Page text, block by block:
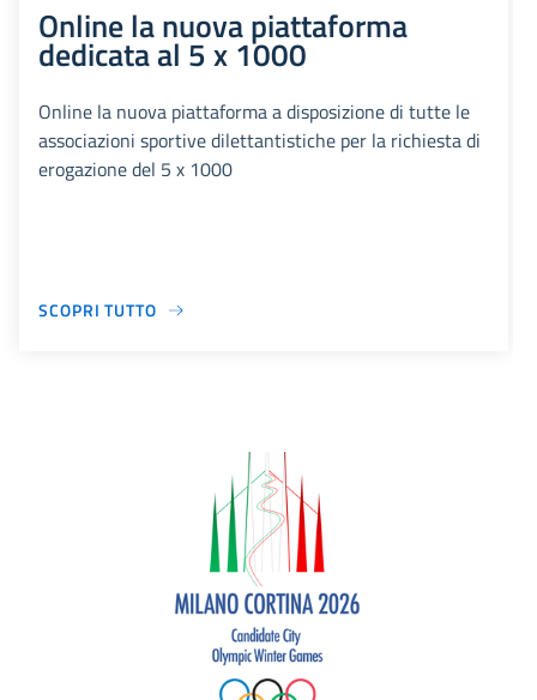
Online la nuova piattaforma
dedicata al 5 x 1000
Online la nuova piattaforma a disposizione di tutte le
associazioni sportive dilettantistiche per la richiesta di
erogazione del 5 x 1000
SCOPRI TUTTO